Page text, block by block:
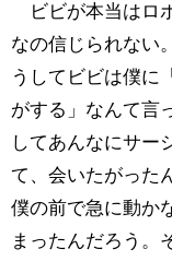
ビビが本当はロ
なの信じられない
うしてビビは僕に
がする」なんて言
してあんなにサー
て、会いたがった
僕の前で急に動か
まったんだろう